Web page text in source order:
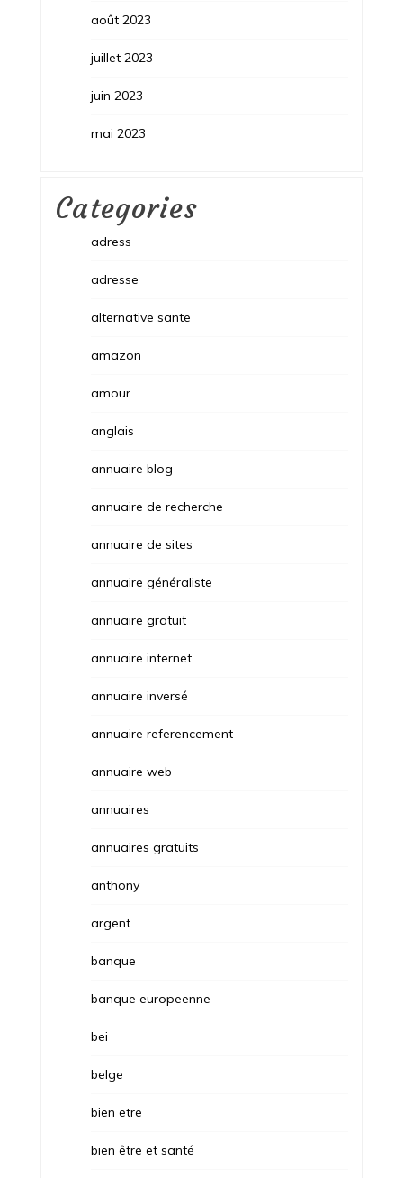
août 2023
juillet 2023
juin 2023
mai 2023
Categories
adress
adresse
alternative sante
amazon
amour
anglais
annuaire blog
annuaire de recherche
annuaire de sites
annuaire généraliste
annuaire gratuit
annuaire internet
annuaire inversé
annuaire referencement
annuaire web
annuaires
annuaires gratuits
anthony
argent
banque
banque europeenne
bei
belge
bien etre
bien être et santé